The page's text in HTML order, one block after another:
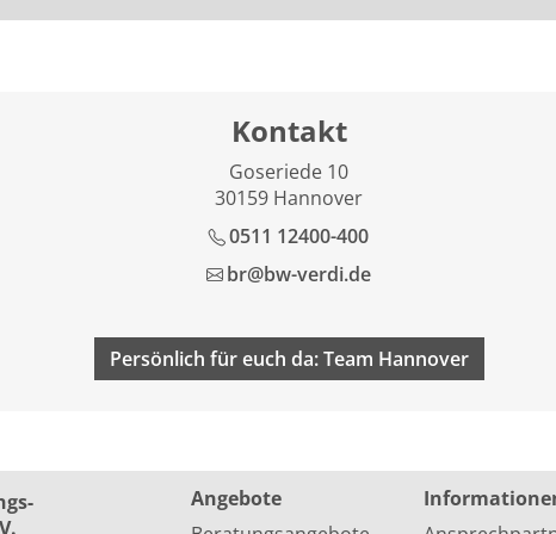
Kontakt
Goseriede 10
30159 Hannover
0511 12400-400
br@bw-verdi.de
Persönlich für euch da: Team Hannover
Angebote